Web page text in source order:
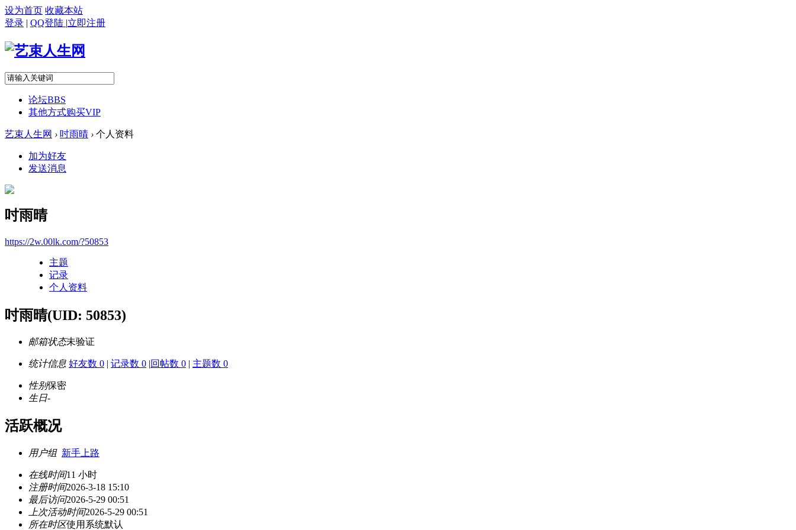
设为首页 收藏本站
登录 | QQ登陆 |立即注册
论坛BBS
其他方式购买VIP
艺束人生网 › 吋雨晴 › 个人资料
加为好友
发送消息
吋雨晴
https://2w.00lk.com/?50853
主题
记录
个人资料
吋雨晴(UID: 50853)
邮箱状态未验证
统计信息 好友数 0 | 记录数 0 |回帖数 0 | 主题数 0
性别保密
生日-
活跃概况
用户组 新手上路
在线时间11 小时
注册时间2026-3-18 15:10
最后访问2026-5-29 00:51
上次活动时间2026-5-29 00:51
所在时区使用系统默认